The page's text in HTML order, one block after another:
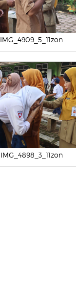
IMG_4909_5_11zon
IMG_4898_3_11zon